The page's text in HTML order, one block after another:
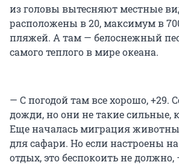
из головы вытесняют местные
расположены в 20, максимум в
пляжей. А там — белоснежный
самого теплого в мире океана.
— С погодой там все хорошо, +29.
дожди, но они не такие сильные,
Еще началась миграция
для сафари. Но если настроены
отдых, это беспокоить не должно,